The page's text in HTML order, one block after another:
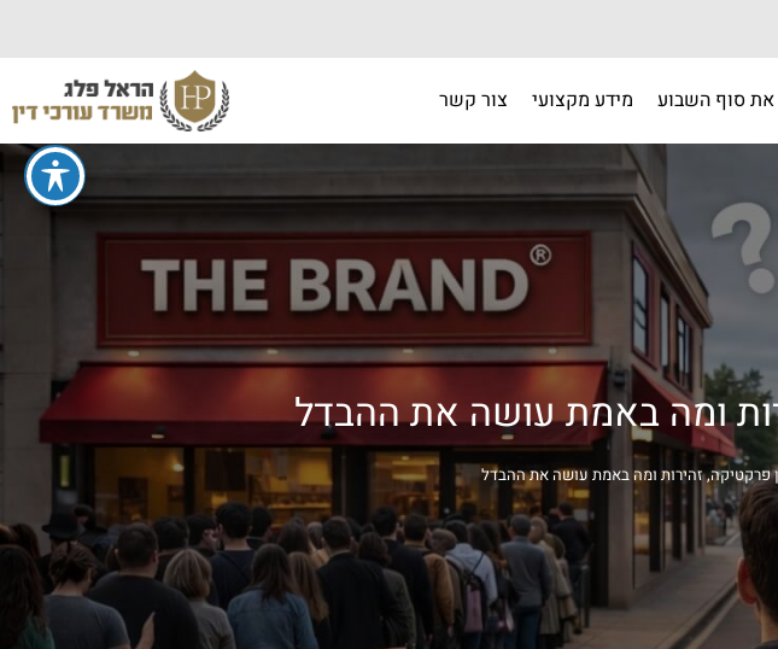
סוף השבוע מידע מקצועי צור קשר
ומה באמת עושה את ההבדל
פרקטיקה, זהירות ומה באמת עושה את ההבדל